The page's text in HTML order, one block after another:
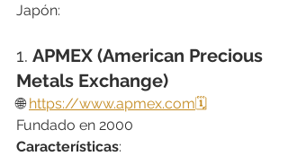
Japón:
1. APMEX (American Precious
Metals Exchange)
🌐 https://www.apmex.com🗓
Fundado en 2000
Características: